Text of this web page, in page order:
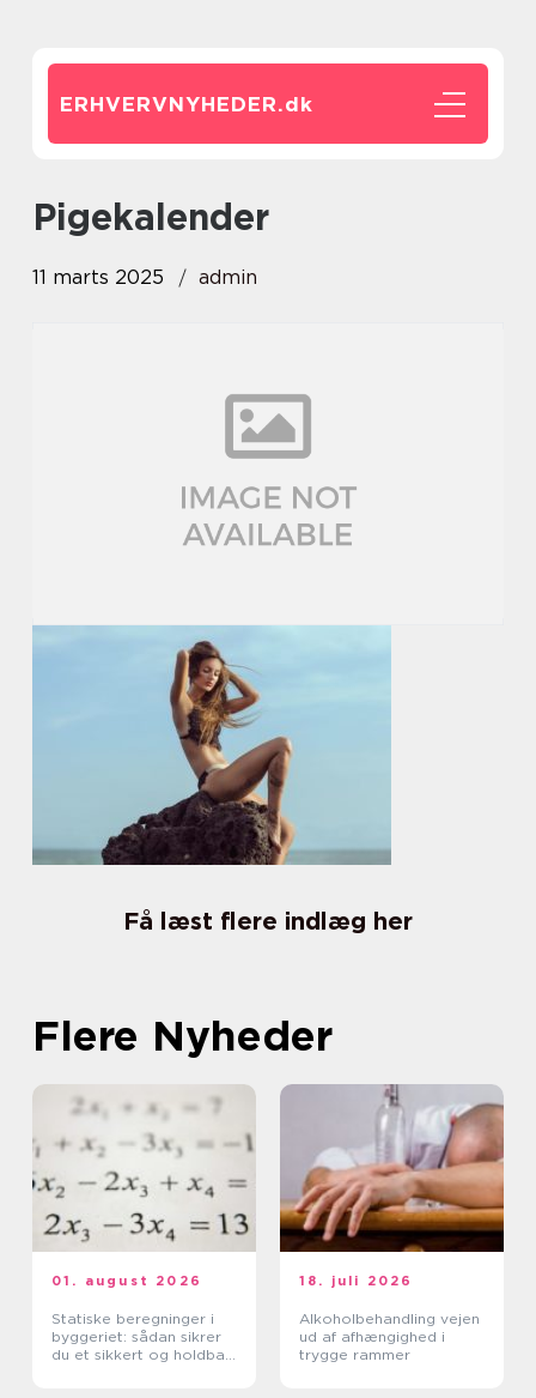
ERHVERVNYHEDER.dk
Pigekalender
11 marts 2025 admin
Få læst flere indlæg her
Flere Nyheder
01. august 2026
Statiske beregninger i
byggeriet: sådan sikrer
du et sikkert og holdbart
18. juli 2026
Alkoholbehandling vejen
ud af afhængighed i
trygge rammer